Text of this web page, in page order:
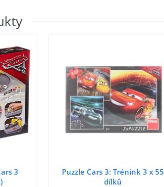
3
Puzzle Cars 3: Trénink 3 x 55
dílků